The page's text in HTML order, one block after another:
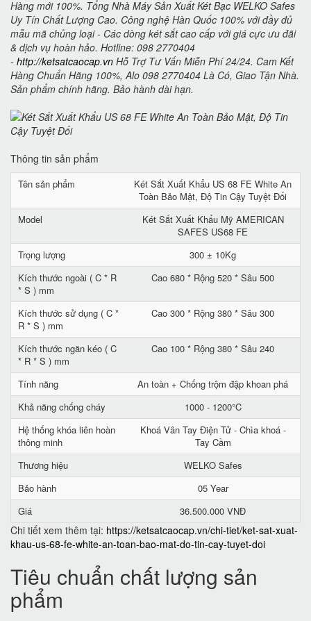
Hàng mới 100%. Tổng Nhà Máy Sản Xuất Két Bạc WELKO Safes
Uy Tín Chất Lượng Cao. Công nghệ Hàn Quốc 100% với đầy đủ
mẫu mã chủng loại - Các dòng két sắt cao cấp với giá cực ưu đãi
& dịch vụ hoàn hảo. Hotline: 098 2770404
- http://ketsatcaocap.vn Hỗ Trợ Tư Vấn Miễn Phí 24/24. Cam Kết
Hàng Chuẩn Hãng 100%, Alo 098 2770404 Là Có, Giao Tận Nhà.
Sản phẩm chính hãng. Bảo hành dài hạn.
Thông tin sản phẩm
Tên sản phẩm
Két Sắt Xuất Khẩu US 68 FE White An
Toàn Bảo Mật, Độ Tin Cậy Tuyệt Đối
Model
Két Sắt Xuất Khẩu Mỹ AMERICAN
SAFES US68 FE
Trọng lượng
300 ± 10Kg
Kích thước ngoài ( C * R
* S ) mm
Cao 680 * Rộng 520 * Sâu 500
Kích thước sử dụng ( C *
R * S ) mm
Cao 300 * Rộng 380 * Sâu 300
Kích thước ngăn kéo ( C
* R * S ) mm
Cao 100 * Rộng 380 * Sâu 240
Tính năng
An toàn + Chống trộm đập khoan phá
Khả năng chống cháy
1000 - 1200°C
Hệ thống khóa liên hoàn
thông minh
Khoá Vân Tay Điện Tử - Chìa khoá -
Tay Cầm
Thương hiệu
WELKO Safes
Bảo hành
05 Year
Giá
36.500.000 VNĐ
Chi tiết xem thêm tại: https://ketsatcaocap.vn/chi-tiet/ket-sat-xuat-
khau-us-68-fe-white-an-toan-bao-mat-do-tin-cay-tuyet-doi
Tiêu chuẩn chất lượng sản
phẩm